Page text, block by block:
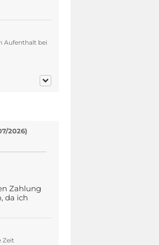
Aufenthalt bei
2026)
Zahlung
da ich
Zeit